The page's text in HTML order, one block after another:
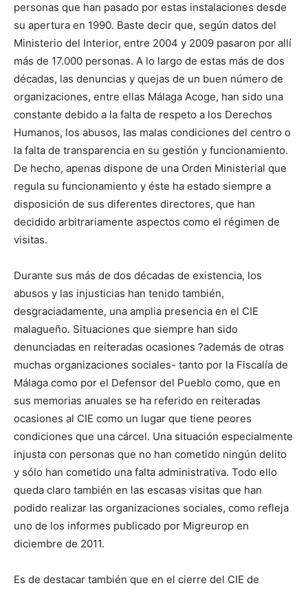
personas que han pasado por estas instalaciones desde
su apertura en 1990. Baste decir que, según datos del
Ministerio del Interior, entre 2004 y 2009 pasaron por allí
más de 17.000 personas. A lo largo de estas más de dos
décadas, las denuncias y quejas de un buen número de
organizaciones, entre ellas Málaga Acoge, han sido una
constante debido a la falta de respeto a los Derechos
Humanos, los abusos, las malas condiciones del centro o
la falta de transparencia en su gestión y funcionamiento.
De hecho, apenas dispone de una Orden Ministerial que
regula su funcionamiento y éste ha estado siempre a
disposición de sus diferentes directores, que han
decidido arbitrariamente aspectos como el régimen de
visitas.
Durante sus más de dos décadas de existencia, los
abusos y las injusticias han tenido también,
desgraciadamente, una amplia presencia en el CIE
malagueño. Situaciones que siempre han sido
denunciadas en reiteradas ocasiones ?además de otras
muchas organizaciones sociales- tanto por la Fiscalía de
Málaga como por el Defensor del Pueblo como, que en
sus memorias anuales se ha referido en reiteradas
ocasiones al CIE como un lugar que tiene peores
condiciones que una cárcel. Una situación especialmente
injusta con personas que no han cometido ningún delito
y sólo han cometido una falta administrativa. Todo ello
queda claro también en las escasas visitas que han
podido realizar las organizaciones sociales, como refleja
uno de los informes publicado por Migreurop en
diciembre de 2011.
Es de destacar también que en el cierre del CIE de